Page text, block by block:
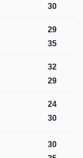
30
29
35
32
29
24
30
30